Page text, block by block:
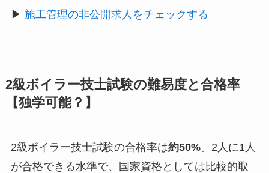
▶ 施工管理の非公開求人をチェックする
2級ボイラー技士試験の難易度と合格率
【独学可能？】
2級ボイラー技士試験の合格率は約50%。2人に1人
が合格できる水準で、国家資格としては比較的取